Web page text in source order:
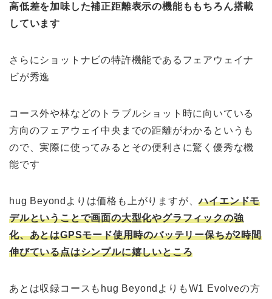
高低差を加味した補正距離表示の機能ももちろん搭載
しています
さらにショットナビの特許機能であるフェアウェイナ
ビが秀逸
コース外や林などのトラブルショット時に向いている
方向のフェアウェイ中央までの距離がわかるというも
ので、実際に使ってみるとその便利さに驚く優秀な機
能です
hug Beyondよりは価格も上がりますが、ハイエンドモ
デルということで画面の大型化やグラフィックの強
化、あとはGPSモード使用時のバッテリー保ちが2時間
伸びている点はシンプルに嬉しいところ
あとは収録コースもhug BeyondよりもW1 Evolveの方